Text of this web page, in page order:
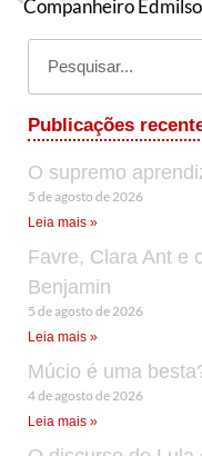
Publicações
O supremo
5 de agosto de 2026
Leia mais »
Favre, Clara Ant e
Benjamin
5 de agosto de 2026
Leia mais »
Múcio é uma
4 de agosto de 2026
Leia mais »